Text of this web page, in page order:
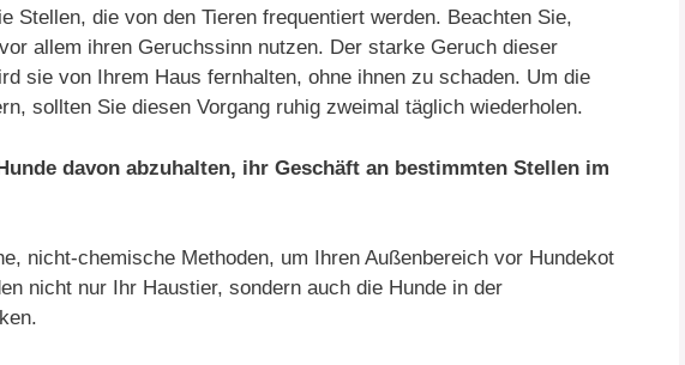
Stellen, die von den Tieren frequentiert werden. Beachten Sie,
allem ihren Geruchssinn nutzen. Der starke Geruch dieser
sie von Ihrem Haus fernhalten, ohne ihnen zu schaden. Um die
sollten Sie diesen Vorgang ruhig zweimal täglich wiederholen.
davon abzuhalten, ihr Geschäft an bestimmten Stellen im
nicht-chemische Methoden, um Ihren Außenbereich vor Hundekot
nicht nur Ihr Haustier, sondern auch die Hunde in der